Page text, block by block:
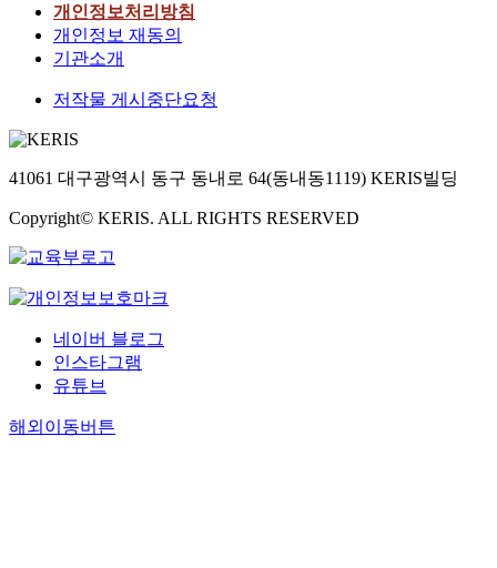
개인정보처리방침
개인정보 재동의
기관소개
저작물 게시중단요청
41061 대구광역시 동구 동내로 64(동내동1119) KERIS빌딩
Copyright© KERIS. ALL RIGHTS RESERVED
네이버 블로그
인스타그램
유튜브
해외이동버튼